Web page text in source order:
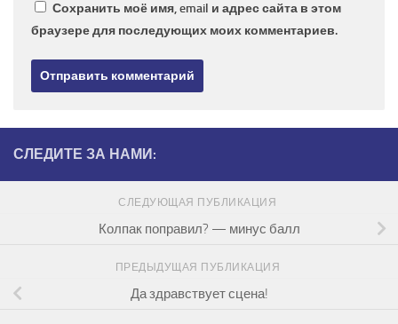
Сохранить моё имя, email и адрес сайта в этом
браузере для последующих моих комментариев.
СЛЕДИТЕ ЗА НАМИ:
СЛЕДУЮЩАЯ ПУБЛИКАЦИЯ
Колпак поправил? — минус балл
ПРЕДЫДУЩАЯ ПУБЛИКАЦИЯ
Да здравствует сцена!